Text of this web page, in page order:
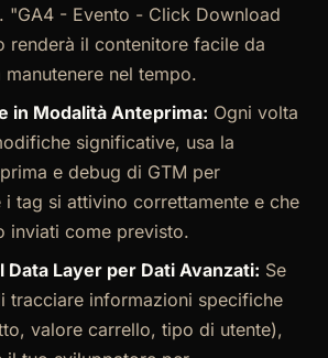
"GA4 - Evento - Click Download
renderà il contenitore facile da
nel tempo.
in Modalità Anteprima: Ogni volta
significative, usa la
e debug di GTM per
tag si attivino correttamente e che
inviati come previsto.
Data Layer per Dati Avanzati: Se
tracciare informazioni specifiche
valore carrello, tipo di utente),